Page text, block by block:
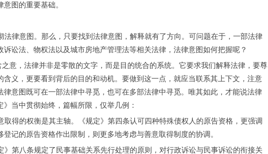
图的重要基础。
律意图。那么，只要找到法律意图，解释就有了方向。可问题在于，一部法律
讼法、物权法以及城市房地产管理法等相关法律，法律意图如何把握呢？
意，法律并非是零散的文字，而是目的统合的系统。它要求我们解释法律，要尊
义，更要看到背后的目的和动机。要做到这一点，就应当联系其上下文，注意
意图既可在一部法律中寻觅，也可在多部法律中寻觅。唯其如此，才能说法律
当中贯彻始终，篇幅所限，仅举几例：
得的权衡是其主轴。《规定》第四条认可四种特殊债权人的原告资格，更强调
记的原告资格作出限制，则更多地考虑与善意取得制度的协调。
第八条规定了民事基础关系先行处理的原则，对行政诉讼与民事诉讼的衔接关